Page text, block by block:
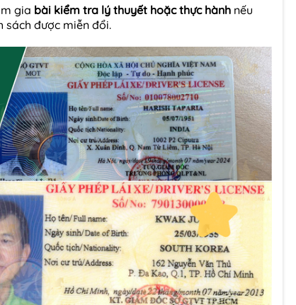
gia bài kiểm tra lý thuyết hoặc thực hành nếu
sách được miễn đổi.